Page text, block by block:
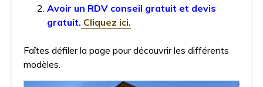
Avoir un RDV conseil gratuit et devis
gratuit. Cliquez ici.
Faîtes défiler la page pour découvrir les différents
modèles.